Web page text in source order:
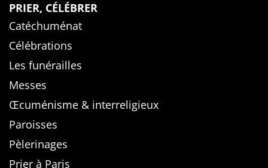
PRIER, CÉLÉBRER
Catéchuménat
Célébrations
Les funérailles
Messes
Œcuménisme & interreligieux
Paroisses
Pèlerinages
Prier à Paris